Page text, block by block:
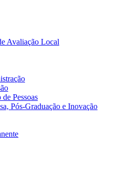
Avaliação Local
Pessoas
Pós-Graduação e Inovação